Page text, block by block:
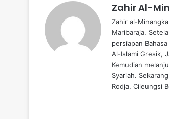
Zahir Al-
Zahir al-
Maribaraja.
persiapan
Al-Islami Gresik,
Kemudian
Syariah.
Rodja, Cileungsi